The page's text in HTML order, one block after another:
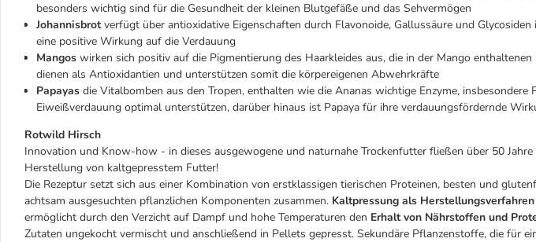
besonders wichtig sind für die Gesundheit der kleinen Blutgefäße und das Sehvermögen
Johannisbrotverfügt über antioxidative Eigenschaften durch Flavonoide, Gallussäure und
eine positive Wirkung auf die Verdauung
Mangos wirken sich positiv auf die Pigmentierung des Haarkleides aus, die in der Mango
dienen als Antioxidantien und unterstützen somit die körpereigenen Abwehrkräfte
Papayas die Vitalbomben aus den Tropen, enthalten wie die Ananas wichtige Enzyme, insbesondere
Eiweißverdauung optimal unterstützen, darüber hinaus ist Papaya für ihre verdauungsfördernde
Rotwild Hirsch
Innovation und Know-how - in dieses ausgewogene und naturnahe Trockenfutter fließen über 50
Herstellung von kaltgepresstem Futter!
Die Rezeptur setzt sich aus einer Kombination von erstklassigen tierischen Proteinen, besten und
achtsam ausgesuchten pflanzlichen Komponenten zusammen. Kaltpressung als Herstellungsverfahren
ermöglicht durch den Verzicht auf Dampf und hohe Temperaturen den Erhalt von Nährstoffen und
Zutaten ungekocht vermischt und anschließend in Pellets gepresst. Sekundäre Pflanzenstoffe, die für